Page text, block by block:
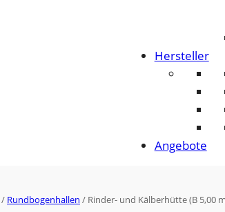
Hersteller
Angebote
/ Rundbogenhallen / Rinder- und Kälberhütte (B 5,00